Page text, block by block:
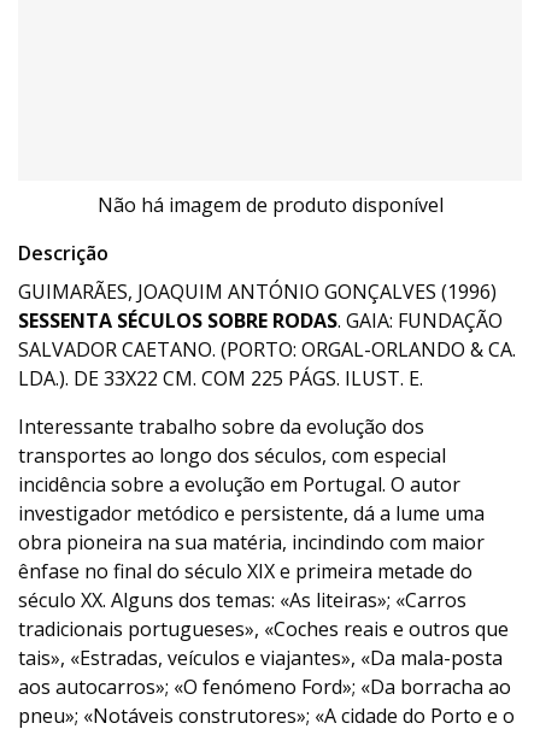
Não há imagem de produto disponível
Descrição
GUIMARÃES, JOAQUIM ANTÓNIO GONÇALVES (1996)
SESSENTA SÉCULOS SOBRE RODAS. GAIA: FUNDAÇÃO
SALVADOR CAETANO. (PORTO: ORGAL-ORLANDO & CA.
LDA.). DE 33X22 CM. COM 225 PÁGS. ILUST. E.
Interessante trabalho sobre da evolução dos
transportes ao longo dos séculos, com especial
incidência sobre a evolução em Portugal. O autor
investigador metódico e persistente, dá a lume uma
obra pioneira na sua matéria, incindindo com maior
ênfase no final do século XIX e primeira metade do
século XX. Alguns dos temas: «As liteiras»; «Carros
tradicionais portugueses», «Coches reais e outros que
tais», «Estradas, veículos e viajantes», «Da mala-posta
aos autocarros»; «O fenómeno Ford»; «Da borracha ao
pneu»; «Notáveis construtores»; «A cidade do Porto e o